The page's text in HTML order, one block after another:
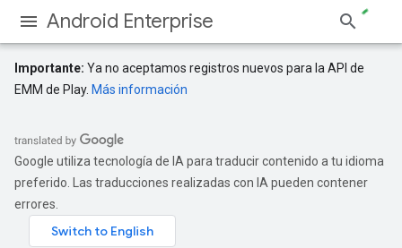
Android Enterprise
Importante: Ya no aceptamos registros nuevos para la API de
EMM de Play. Más información
Google utiliza tecnología de IA para traducir contenido a tu idioma
preferido. Las traducciones realizadas con IA pueden contener
errores.